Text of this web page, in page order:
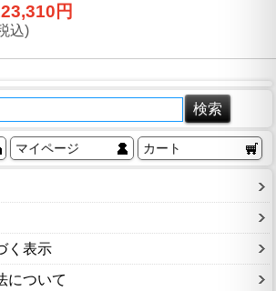
円
込)
マイページ カート
く表示
について